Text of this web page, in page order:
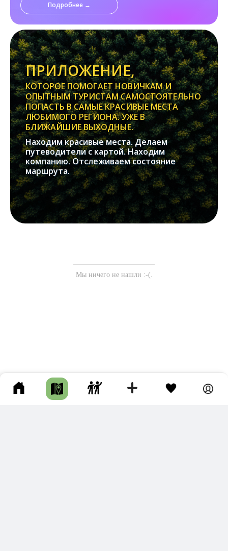
Подробнее →
ПРИЛОЖЕНИЕ,
КОТОРОЕ ПОМОГАЕТ НОВИЧКАМ И
ОПЫТНЫМ ТУРИСТАМ САМОСТОЯТЕЛЬНО
ПОПАСТЬ В САМЫЕ КРАСИВЫЕ МЕСТА
ЛЮБИМОГО РЕГИОНА. УЖЕ В
БЛИЖАЙШИЕ ВЫХОДНЫЕ.
Находим красивые места. Делаем
путеводители с картой. Находим
компанию. Отслеживаем состояние
маршрута.
Мы ничего не нашли :-(.